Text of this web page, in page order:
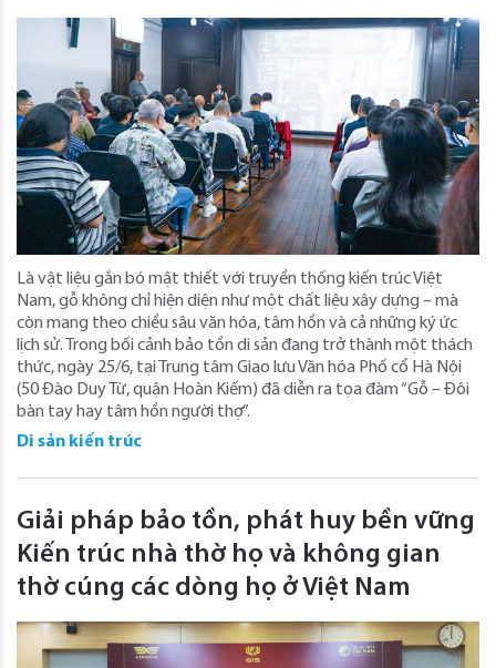
Là vật liệu gắn bó mật thiết với truyền thống kiến trúc Việt
Nam, gỗ không chỉ hiện diện như một chất liệu xây dựng – mà
còn mang theo chiều sâu văn hóa, tâm hồn và cả những ký ức
lịch sử. Trong bối cảnh bảo tồn di sản đang trở thành một thách
thức, ngày 25/6, tại Trung tâm Giao lưu Văn hóa Phố cổ Hà Nội
(50 Đào Duy Từ, quận Hoàn Kiếm) đã diễn ra tọa đàm “Gỗ – Đôi
bàn tay hay tâm hồn người thợ”.
Di sản kiến trúc
Giải pháp bảo tồn, phát huy bền vững
Kiến trúc nhà thờ họ và không gian
thờ cúng các dòng họ ở Việt Nam